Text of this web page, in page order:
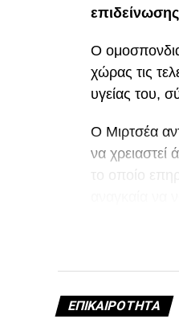
Ο
χώρας τις
υγείας του,
Ο Μιρτσέα
να
το οποίο
τη διάρκεια
ΕΠΙΚΑΙΡΌΤΗΤΑ